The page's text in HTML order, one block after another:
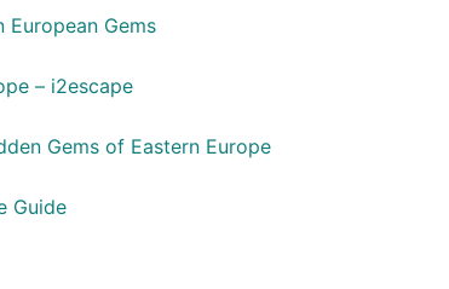
European Gems
– i2escape
Gems of Eastern Europe
Guide